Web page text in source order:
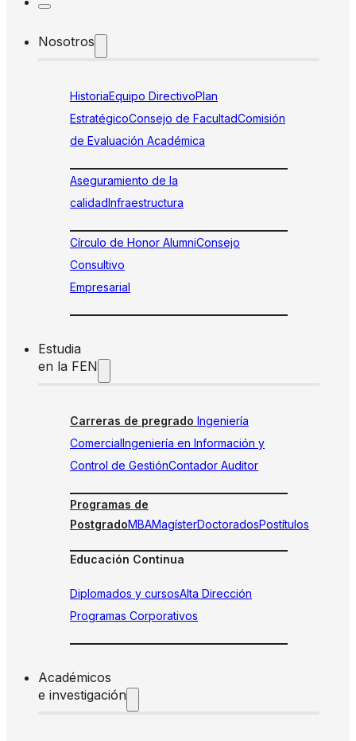
Nosotros
HistoriaEquipo DirectivoPlan
EstratégicoConsejo de FacultadComisión
de Evaluación Académica
Aseguramiento de la
calidadInfraestructura
Círculo de Honor AlumniConsejo
Consultivo
Empresarial
Estudia
en la FEN
Carreras de pregrado Ingeniería
ComercialIngeniería en Información y
Control de GestiónContador Auditor
Programas de
PostgradoMBAMagísterDoctoradosPostítulos
Educación Continua
Diplomados y cursosAlta Dirección
Programas Corporativos
Académicos
e investigación